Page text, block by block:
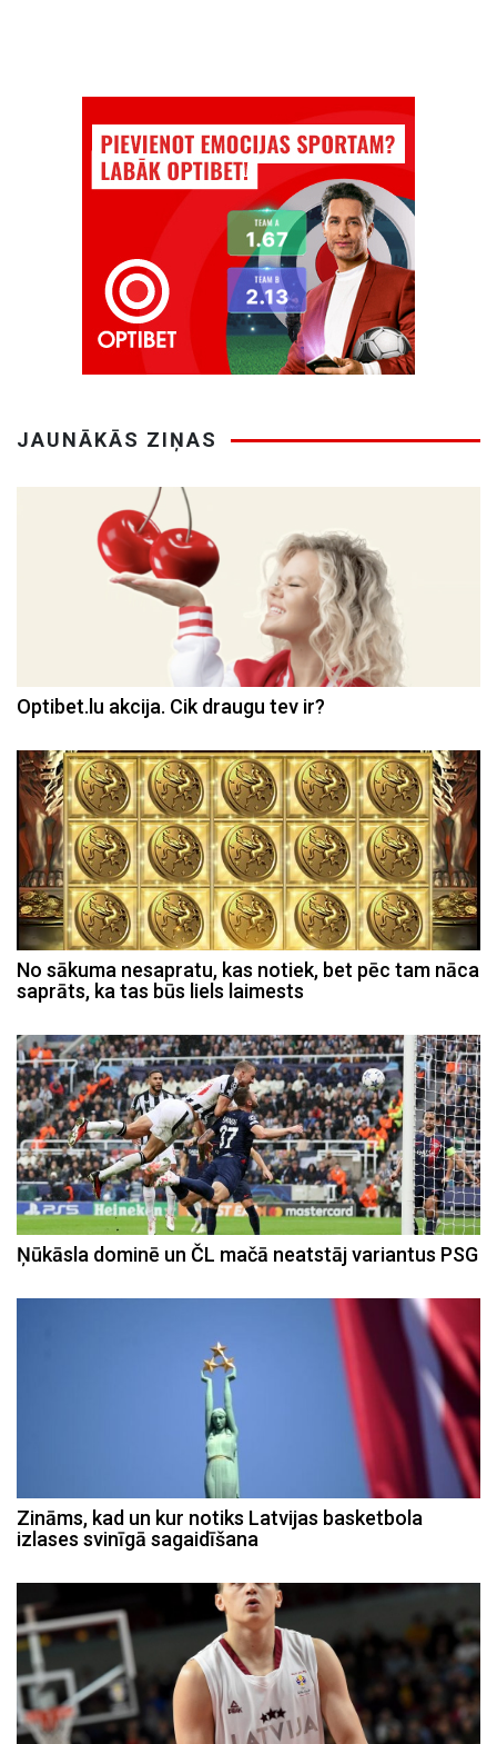
JAUNĀKĀS ZIŅAS
Optibet.lu akcija. Cik draugu tev ir?
No sākuma nesapratu, kas notiek, bet pēc tam nāca
saprāts, ka tas būs liels laimests
Ņūkāsla dominē un ČL mačā neatstāj variantus PSG
Zināms, kad un kur notiks Latvijas basketbola
izlases svinīgā sagaidīšana